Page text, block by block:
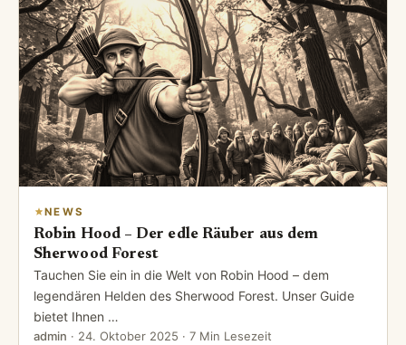
NEWS
Robin Hood – Der edle Räuber aus dem
Sherwood Forest
Tauchen Sie ein in die Welt von Robin Hood – dem
legendären Helden des Sherwood Forest. Unser Guide
bietet Ihnen …
admin · 24. Oktober 2025 · 7 Min Lesezeit